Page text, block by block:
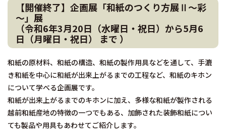
【開催終了】企画展「和紙のつくり方展Ⅱ～彩
～」展
（令和6年3月20日（水曜日・祝日）から5月6
日（月曜日・祝日） まで ）
和紙の原材料、和紙の構造、和紙の製作用具などを通して、手漉
き和紙を中心に和紙が出来上がるまでの工程など、和紙のキホン
について学べる企画展です。
和紙が出来上がるまでのキホンに加え、多様な和紙が製作される
越前和紙産地の特徴の一つでもある、加飾された装飾和紙につい
ても製品や用具もあわせてご紹介します。